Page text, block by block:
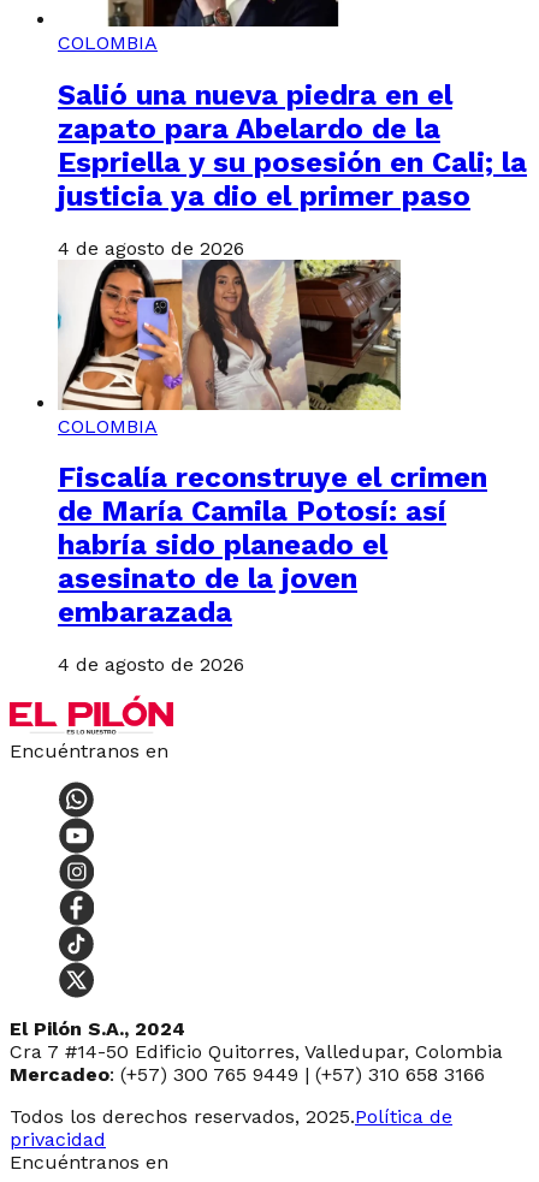
COLOMBIA
Salió una nueva piedra en el
zapato para Abelardo de la
Espriella y su posesión en Cali; la
justicia ya dio el primer paso
4 de agosto de 2026
COLOMBIA
Fiscalía reconstruye el crimen
de María Camila Potosí: así
habría sido planeado el
asesinato de la joven
embarazada
4 de agosto de 2026
Encuéntranos en
El Pilón S.A., 2024
Cra 7 #14-50 Edificio Quitorres, Valledupar, Colombia
Mercadeo: (+57) 300 765 9449 | (+57) 310 658 3166
Todos los derechos reservados, 2025.Política de
privacidad
Encuéntranos en